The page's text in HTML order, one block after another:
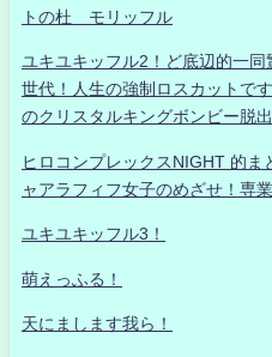
トの杜 モリッフル
ユキユキッフル2！ど底辺的一
世代！人生の強制ロスカットで
のクリスタルキングボンビー脱
ヒロコンプレックスNIGHT 的
ャアラフィフ女子のめざせ！専
ユキユキッフル3！
萌えっふる！
天にまします我ら！